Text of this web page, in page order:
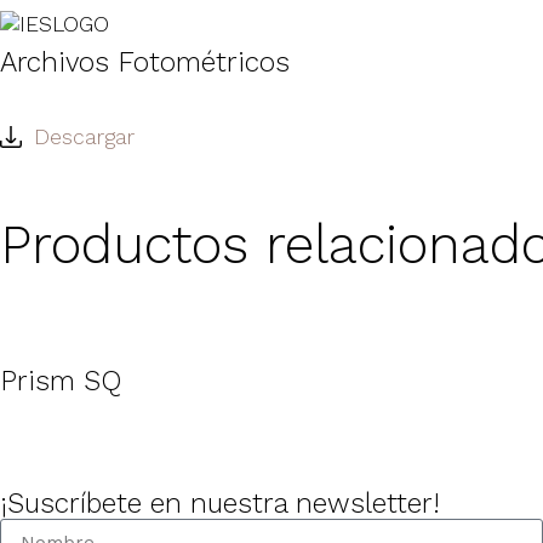
Archivos Fotométricos
Descargar
Productos
Prism SQ
¡Suscríbete en nuestra newsletter!